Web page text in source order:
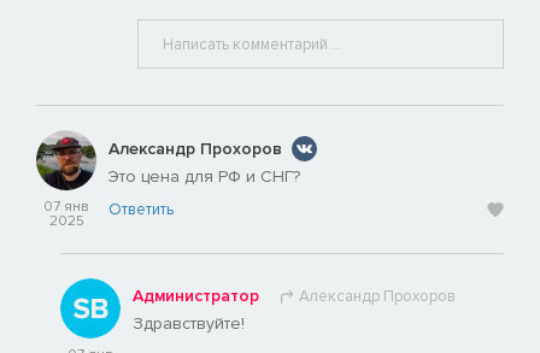
07 янв
2025
Александр Прохоров
Это цена для РФ и СНГ?
Ответить
Администратор Александр Прохоров
Здравствуйте!